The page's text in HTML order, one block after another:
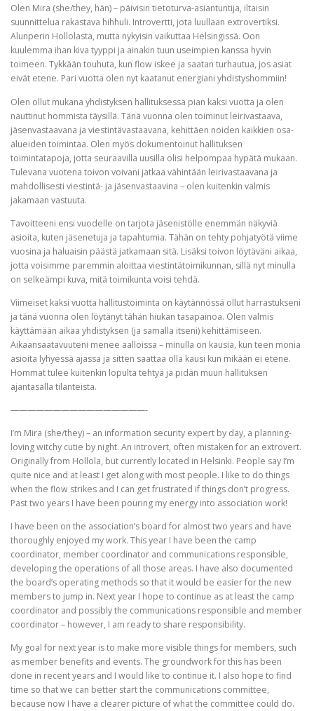
Olen Mira (she/they, hän) – päivisin tietoturva-asiantuntija, iltaisin
suunnittelua rakastava hihhuli. Introvertti, jota luullaan extrovertiksi.
Alunperin Hollolasta, mutta nykyisin vaikuttaa Helsingissä. Oon
kuulemma ihan kiva tyyppi ja ainakin tuun useimpien kanssa hyvin
toimeen. Tykkään touhuta, kun flow iskee ja saatan turhautua, jos asiat
eivät etene. Pari vuotta olen nyt kaatanut energiani yhdistyshommiin!
Olen ollut mukana yhdistyksen hallituksessa pian kaksi vuotta ja olen
nauttinut hommista täysillä. Tänä vuonna olen toiminut leirivastaava,
jäsenvastaavana ja viestintävastaavana, kehittäen noiden kaikkien osa-
alueiden toimintaa. Olen myös dokumentoinut hallituksen
toimintatapoja, jotta seuraavilla uusilla olisi helpompaa hypätä mukaan.
Tulevana vuotena toivon voivani jatkaa vähintään leirivastaavana ja
mahdollisesti viestintä- ja jäsenvastaavina – olen kuitenkin valmis
jakamaan vastuuta.
Tavoitteeni ensi vuodelle on tarjota jäsenistölle enemmän näkyviä
asioita, kuten jäsenetuja ja tapahtumia. Tähän on tehty pohjatyötä viime
vuosina ja haluaisin päästä jatkamaan sitä. Lisäksi toivon löytäväni aikaa,
jotta voisimme paremmin aloittaa viestintätoimikunnan, sillä nyt minulla
on selkeämpi kuva, mitä toimikunta voisi tehdä.
Viimeiset kaksi vuotta hallitustoiminta on käytännössä ollut harrastukseni
ja tänä vuonna olen löytänyt tähän hiukan tasapainoa. Olen valmis
käyttämään aikaa yhdistyksen (ja samalla itseni) kehittämiseen.
Aikaansaatavuuteni menee aalloissa – minulla on kausia, kun teen monia
asioita lyhyessä ajassa ja sitten saattaa olla kausi kun mikään ei etene.
Hommat tulee kuitenkin lopulta tehtyä ja pidän muun hallituksen
ajantasalla tilanteista.
————————————————-
I’m Mira (she/they) – an information security expert by day, a planning-
loving witchy cutie by night. An introvert, often mistaken for an extrovert.
Originally from Hollola, but currently located in Helsinki. People say I’m
quite nice and at least I get along with most people. I like to do things
when the flow strikes and I can get frustrated if things don’t progress.
Past two years I have been pouring my energy into association work!
I have been on the association’s board for almost two years and have
thoroughly enjoyed my work. This year I have been the camp
coordinator, member coordinator and communications responsible,
developing the operations of all those areas. I have also documented
the board’s operating methods so that it would be easier for the new
members to jump in. Next year I hope to continue as at least the camp
coordinator and possibly the communications responsible and member
coordinator – however, I am ready to share responsibility.
My goal for next year is to make more visible things for members, such
as member benefits and events. The groundwork for this has been
done in recent years and I would like to continue it. I also hope to find
time so that we can better start the communications committee,
because now I have a clearer picture of what the committee could do.